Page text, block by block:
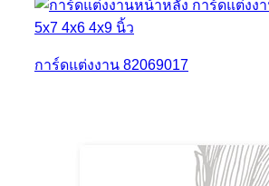
การ์ดแต่งงาน 82069017